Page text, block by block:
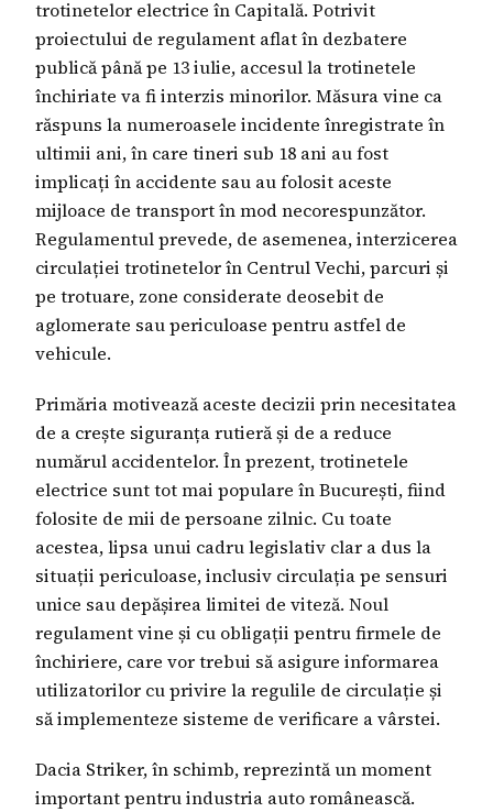
trotinetelor electrice în Capitală. Potrivit
proiectului de regulament aflat în dezbatere
publică până pe 13 iulie, accesul la trotinetele
închiriate va fi interzis minorilor. Măsura vine ca
răspuns la numeroasele incidente înregistrate în
ultimii ani, în care tineri sub 18 ani au fost
implicați în accidente sau au folosit aceste
mijloace de transport în mod necorespunzător.
Regulamentul prevede, de asemenea, interzicerea
circulației trotinetelor în Centrul Vechi, parcuri și
pe trotuare, zone considerate deosebit de
aglomerate sau periculoase pentru astfel de
vehicule.
Primăria motivează aceste decizii prin necesitatea
de a crește siguranța rutieră și de a reduce
numărul accidentelor. În prezent, trotinetele
electrice sunt tot mai populare în București, fiind
folosite de mii de persoane zilnic. Cu toate
acestea, lipsa unui cadru legislativ clar a dus la
situații periculoase, inclusiv circulația pe sensuri
unice sau depășirea limitei de viteză. Noul
regulament vine și cu obligații pentru firmele de
închiriere, care vor trebui să asigure informarea
utilizatorilor cu privire la regulile de circulație și
să implementeze sisteme de verificare a vârstei.
Dacia Striker, în schimb, reprezintă un moment
important pentru industria auto românească.